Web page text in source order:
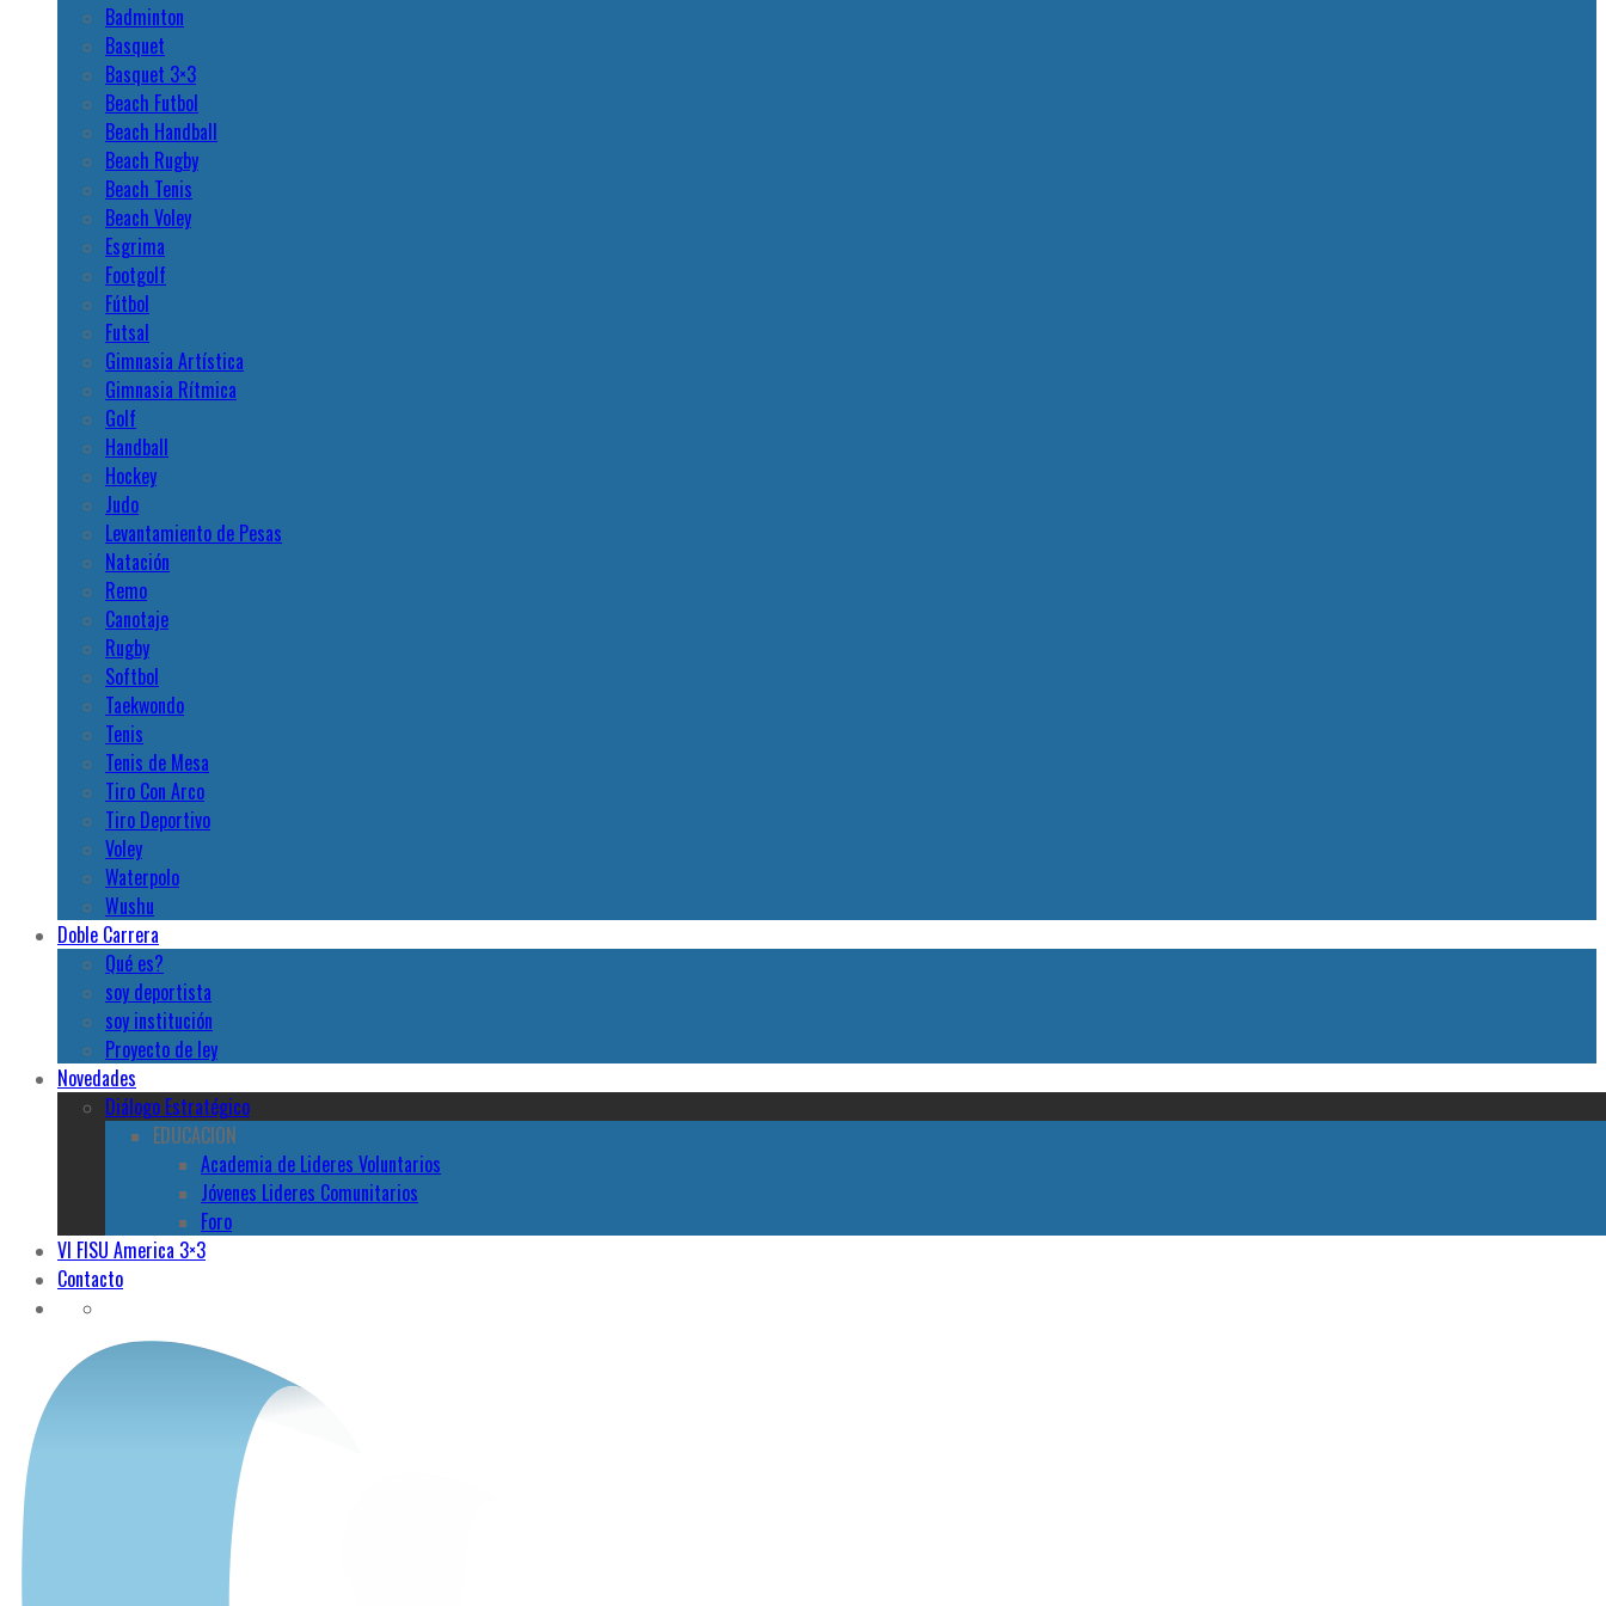
Badminton
Basquet
Basquet 3×3
Beach Futbol
Beach Handball
Beach Rugby
Beach Tenis
Beach Voley
Esgrima
Footgolf
Fútbol
Futsal
Gimnasia Artística
Gimnasia Rítmica
Golf
Handball
Hockey
Judo
Levantamiento de Pesas
Natación
Remo
Canotaje
Rugby
Softbol
Taekwondo
Tenis
Tenis de Mesa
Tiro Con Arco
Tiro Deportivo
Voley
Waterpolo
Wushu
Doble Carrera
Qué es?
soy deportista
soy institución
Proyecto de ley
Novedades
Diálogo Estratégico
EDUCACION
Academia de Lideres Voluntarios
Jóvenes Lideres Comunitarios
Foro
VI FISU America 3×3
Contacto